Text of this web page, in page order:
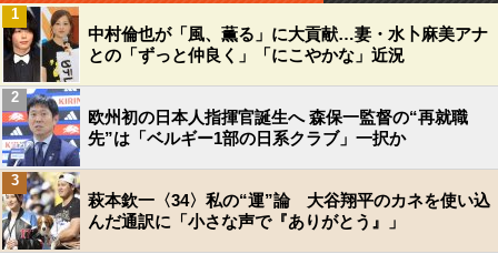
中村倫也が「風、薫る」に大貢献…妻・水卜麻美アナ
との「ずっと仲良く」「にこやかな」近況
1
欧州初の日本人指揮官誕生へ 森保一監督の“再就職
先”は「ベルギー1部の日系クラブ」一択か
2
萩本欽一〈34〉私の“運”論 大谷翔平のカネを使い込
んだ通訳に「小さな声で『ありがとう』」
3